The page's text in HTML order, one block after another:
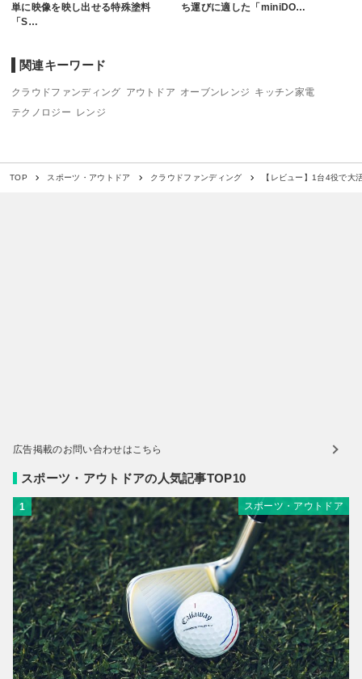
単に映像を映し出せる特殊塗料
「S…
ち運びに適した「miniDO…
関連キーワード
クラウドファンディング アウトドア オーブンレンジ キッチン家電
テクノロジー
レンジ
TOP スポーツ・アウトドア クラウドファンディング 【レビュー】1台4役で大
広告掲載のお問い合わせはこちら
スポーツ・アウトドアの人気記事TOP10
1 スポーツ・アウトドア